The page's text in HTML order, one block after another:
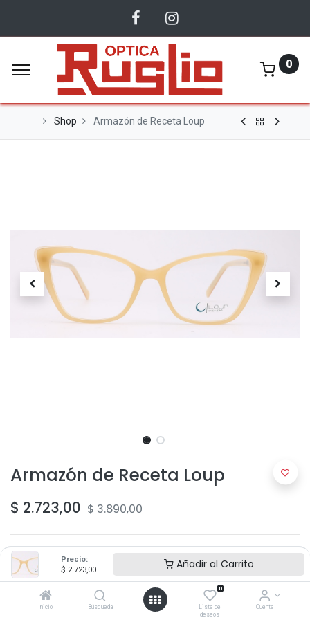
Precio:
$ 2.723,00 Añadir al Carrito
Inicio Búsqueda
0
Lista de
deseos
Cuenta
0
Shop Armazón de Receta Loup
Armazón de Receta Loup
$ 2.723,00 $3.890,00
Agregar al carrito